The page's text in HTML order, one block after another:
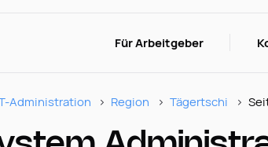
Für Arbeitgeber
Administration Region Tägertschi